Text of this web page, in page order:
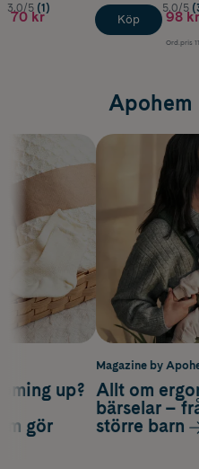
3.0/5 (1)
70 kr Köp
5.0/5
98 kr
Ord.pris
Apohem
up?
gör
Magazine by
Allt om
bärselar –
större barn